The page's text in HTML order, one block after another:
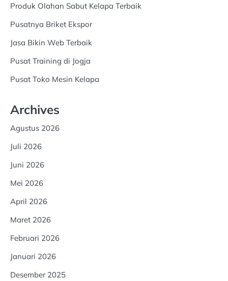
Produk Olahan Sabut Kelapa Terbaik
Pusatnya Briket Ekspor
Jasa Bikin Web Terbaik
Pusat Training di Jogja
Pusat Toko Mesin Kelapa
Archives
Agustus 2026
Juli 2026
Juni 2026
Mei 2026
April 2026
Maret 2026
Februari 2026
Januari 2026
Desember 2025